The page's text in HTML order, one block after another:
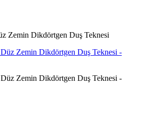
Zemin Dikdörtgen Duş Teknesi